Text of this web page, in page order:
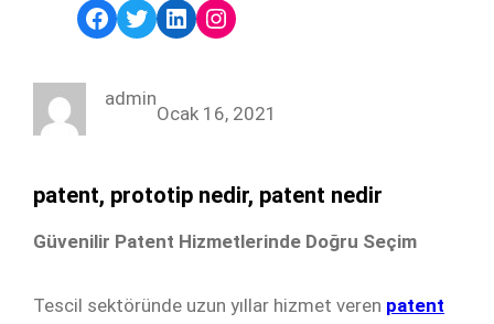
Facebook Twitter LinkedIn Instagram
admin
Ocak 16, 2021
patent, prototip nedir, patent nedir
Güvenilir Patent Hizmetlerinde Doğru Seçim
Tescil sektöründe uzun yıllar hizmet veren patent